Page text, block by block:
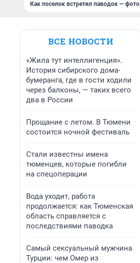
Как поселок встретил паводок — фото
ВСЕ НОВОСТИ
«Жила тут интеллигенция».
История сибирского дома-
бумеранга, где в гости ходили
через балконы, — таких всего
два в России
Прощание с летом. В Тюмени
состоится ночной фестиваль
Стали известны имена
тюменцев, которые погибли
на спецоперации
Вода уходит, работа
продолжается: как Тюменская
область справляется с
последствиями паводка
Самый сексуальный мужчина
Турции: чем Омер из